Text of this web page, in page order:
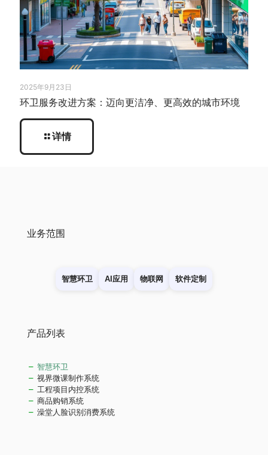
2025年9月23日
环卫服务改进方案：迈向更洁净、更高效的城市环境
详情
业务范围
智慧环卫 AI应用 物联网 软件定制
产品列表
智慧环卫
视界微课制作系统
工程项目内控系统
商品购销系统
澡堂人脸识别消费系统